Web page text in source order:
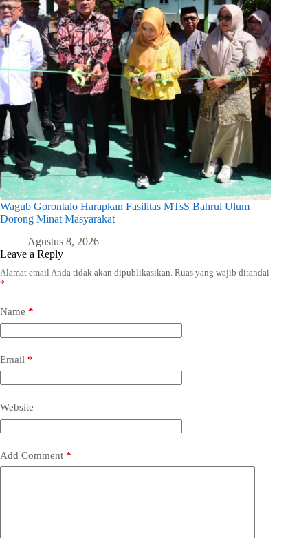
Wagub Gorontalo Harapkan Fasilitas MTsS Bahrul Ulum
Dorong Minat Masyarakat
Agustus 8, 2026
Leave a Reply
Alamat email Anda tidak akan dipublikasikan. Ruas yang wajib ditandai
*
Name *
Email *
Website
Add Comment *